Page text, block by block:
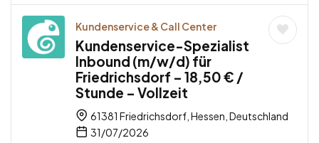
Kundenservice & Call Center
Kundenservice-Spezialist
Inbound (m/w/d) für
Friedrichsdorf – 18,50 € /
Stunde – Vollzeit
61381 Friedrichsdorf, Hessen, Deutschland
31/07/2026